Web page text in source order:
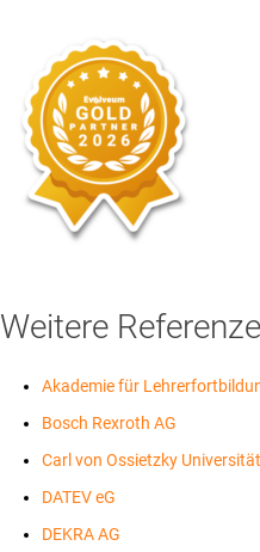
Weitere
Akademie für
Bosch Rexroth AG
Carl von Ossietzky
DATEV eG
DEKRA AG